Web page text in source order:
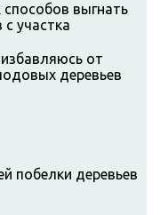
выгнать
с участка
от
деревьев
побелки деревьев